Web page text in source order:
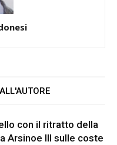
con il ritratto della
Arsinoe III sulle coste